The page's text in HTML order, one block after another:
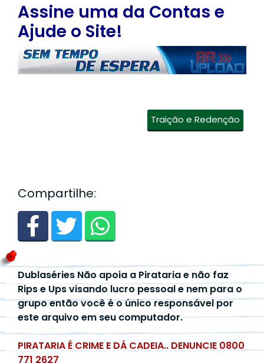
Assine uma da Contas e
Ajude o Site!
Traição e Redenção
Compartilhe:
Dublaséries Não apoia a Pirataria e não faz
Rips e Ups visando lucro pessoal e nem para o
grupo então você é o único responsável por
este arquivo em seu computador.
PIRATARIA É CRIME E DÁ CADEIA.. DENUNCIE 0800
771 2627